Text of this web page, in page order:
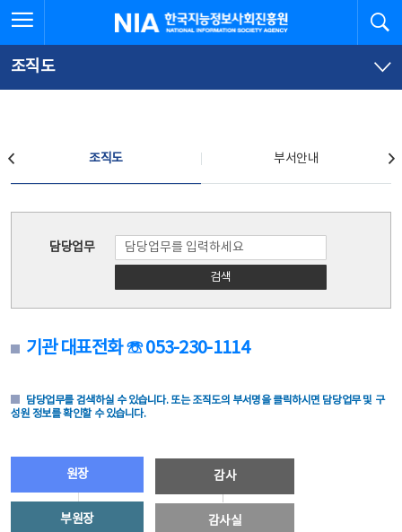
문
로
가
체
뉴
바
가
한국지능정보사회진흥원
조직도
조직도 부서안내
담당업무
검색
기관 대표전화 ☏ 053-230-1114
담당업무를 검색하실 수 있습니다. 또는 조직도의 부서명을 클릭하시면 담당업무 및 구
성원 정보를 확인할 수 있습니다.
원장
부원장
감사
감사실